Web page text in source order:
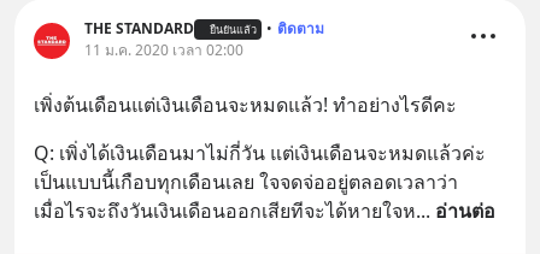
THE STANDARD ยืนยันแล้ว • ติดตาม
11 ม.ค. 2020 เวลา 02:00
เพิ่งต้นเดือนแต่เงินเดือนจะหมดแล้ว! ทำอย่างไรดีคะ
Q: เพิ่งได้เงินเดือนมาไม่กี่วัน แต่เงินเดือนจะหมดแล้วค่ะ
เป็นแบบนี้เกือบทุกเดือนเลย ใจจดจ่ออยู่ตลอดเวลาว่า
เมื่อไรจะถึงวันเงินเดือนออกเสียทีจะได้หายใจห... อ่านต่อ